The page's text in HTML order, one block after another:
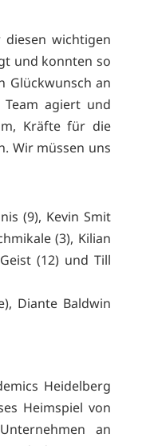
wichtigen
und konnten so
Glückwunsch an
agiert und
Kräfte für die
Wir müssen uns
(9), Kevin Smit
(3), Kilian
(12) und Till
Diante Baldwin
Heidelberg
Heimspiel von
an